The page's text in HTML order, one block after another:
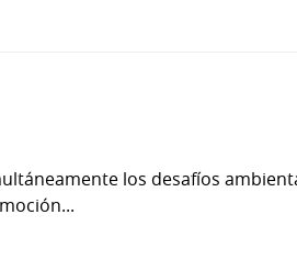
los desafíos